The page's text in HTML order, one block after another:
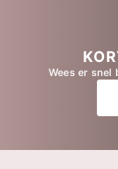
Wees er snel